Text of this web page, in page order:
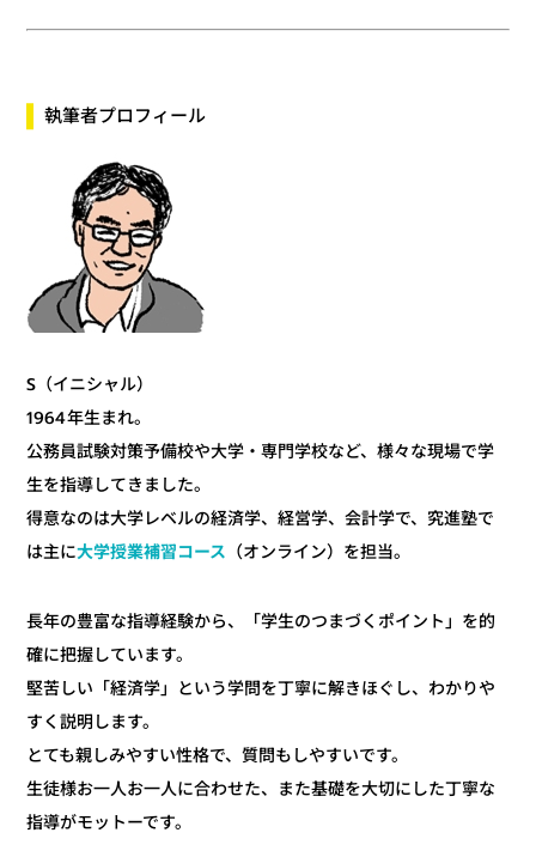
執筆者プロフィール
S（イニシャル）
1964年生まれ。
公務員試験対策予備校や大学・専門学校など、様々な現場で学
生を指導してきました。
得意なのは大学レベルの経済学、経営学、会計学で、究進塾で
は主に大学授業補習コース （オンライン）を担当。
長年の豊富な指導経験から、「学生のつまづくポイント」を的
確に把握しています。
堅苦しい「経済学」という学問を丁寧に解きほぐし、わかりや
すく説明します。
とても親しみやすい性格で、質問もしやすいです。
生徒様お一人お一人に合わせた、また基礎を大切にした丁寧な
指導がモットーです。